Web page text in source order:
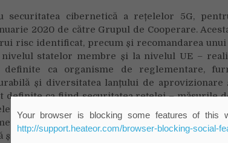
securitatea cibernetică a rețelelor 5G,
2020 de către Grupul de Cooperare.
risc identificat, precum și recomandarea
statelor membre și la nivelul UE –
ca organisme de reglementare,
și diversitatea lanțului de aprovizionare
definite ca fiind securitatea rețelei – măsurile
legate de procesele furnizorilor și
abordează și nouă zone de risc
oferă planuri de diminuare a riscului în acele
Your browser is blocking some features of this
http://support.heateor.com/browser-blocking-social-